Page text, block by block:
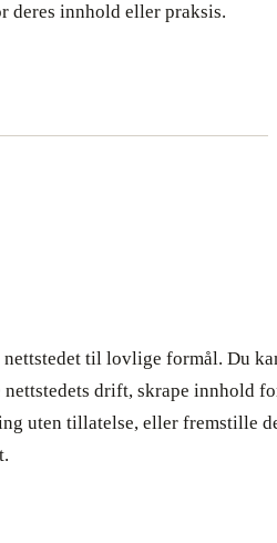
deres innhold eller praksis.
til lovlige formål. Du
drift, skrape innhold
uten tillatelse, eller fremstille